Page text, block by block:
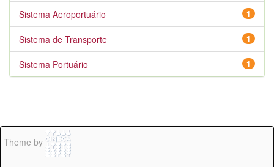
1
Sistema Aeroportuário
1
Sistema de Transporte
1
Sistema Portuário
Theme by